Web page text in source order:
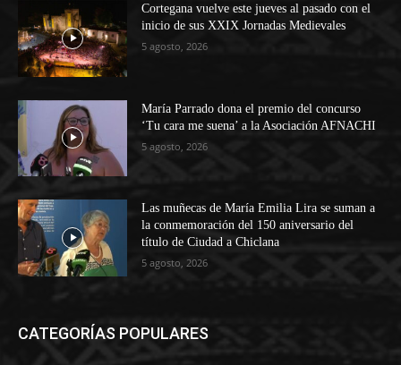
Cortegana vuelve este jueves al pasado con el
inicio de sus XXIX Jornadas Medievales
5 agosto, 2026
María Parrado dona el premio del concurso
‘Tu cara me suena’ a la Asociación AFNACHI
5 agosto, 2026
Las muñecas de María Emilia Lira se suman a
la conmemoración del 150 aniversario del
título de Ciudad a Chiclana
5 agosto, 2026
CATEGORÍAS POPULARES